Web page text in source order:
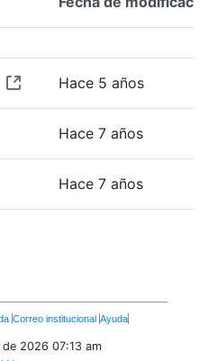
Hace 5 años
Hace 7 años
Hace 7 años
Correo institucional Ayuda
2026 07:13 am